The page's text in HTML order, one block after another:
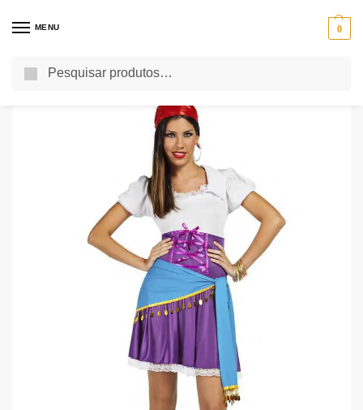
MENU 0
Fatos de Carnaval / Fatos de Carnaval Adulto